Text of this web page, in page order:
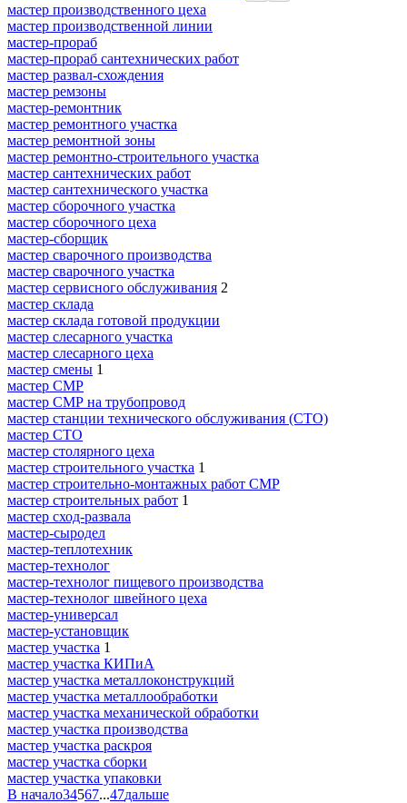
мастер производственного цеха
мастер производственной линии
мастер-прораб
мастер-прораб сантехнических работ
мастер развал-схождения
мастер ремзоны
мастер-ремонтник
мастер ремонтного участка
мастер ремонтной зоны
мастер ремонтно-строительного участка
мастер сантехнических работ
мастер сантехнического участка
мастер сборочного участка
мастер сборочного цеха
мастер-сборщик
мастер сварочного производства
мастер сварочного участка
мастер сервисного обслуживания 2
мастер склада
мастер склада готовой продукции
мастер слесарного участка
мастер слесарного цеха
мастер смены 1
мастер СМР
мастер СМР на трубопровод
мастер станции технического обслуживания (СТО)
мастер СТО
мастер столярного цеха
мастер строительного участка 1
мастер строительно-монтажных работ СМР
мастер строительных работ 1
мастер сход-развала
мастер-сыродел
мастер-теплотехник
мастер-технолог
мастер-технолог пищевого производства
мастер-технолог швейного цеха
мастер-универсал
мастер-установщик
мастер участка 1
мастер участка КИПиА
мастер участка металлоконструкций
мастер участка металлообработки
мастер участка механической обработки
мастер участка производства
мастер участка раскроя
мастер участка сборки
мастер участка упаковки
В начало34567...47дальше